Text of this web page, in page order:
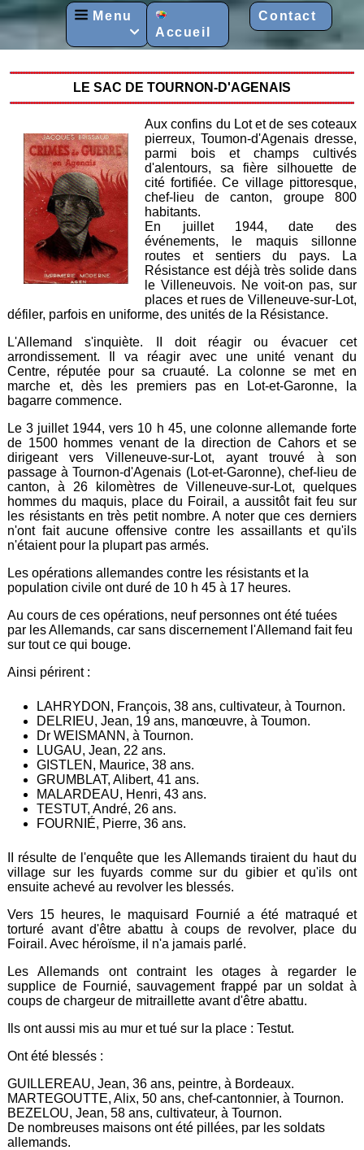
Menu
 Accueil
Contact
LE SAC DE TOURNON-D'AGENAIS
Aux confins du Lot et de ses coteaux
pierreux, Toumon-d'Agenais dresse,
parmi bois et champs cultivés
d'alentours, sa fière silhouette de
cité fortifiée. Ce village pittoresque,
chef-lieu de canton, groupe 800
habitants.
En juillet 1944, date des
événements, le maquis sillonne
routes et sentiers du pays. La
Résistance est déjà très solide dans
le Villeneuvois. Ne voit-on pas, sur
places et rues de Villeneuve-sur-Lot,
défiler, parfois en uniforme, des unités de la Résistance.
L'Allemand s'inquiète. II doit réagir ou évacuer cet
arrondissement. Il va réagir avec une unité venant du
Centre, réputée pour sa cruauté. La colonne se met en
marche et, dès les premiers pas en Lot-et-Garonne, la
bagarre commence.
Le 3 juillet 1944, vers 10 h 45, une colonne allemande forte
de 1500 hommes venant de la direction de Cahors et se
dirigeant vers Villeneuve-sur-Lot, ayant trouvé à son
passage à Tournon-d'Agenais (Lot-et-Garonne), chef-lieu de
canton, à 26 kilomètres de Villeneuve-sur-Lot, quelques
hommes du maquis, place du Foirail, a aussitôt fait feu sur
les résistants en très petit nombre. A noter que ces derniers
n'ont fait aucune offensive contre les assaillants et qu'ils
n'étaient pour la plupart pas armés.
Les opérations allemandes contre les résistants et la
population civile ont duré de 10 h 45 à 17 heures.
Au cours de ces opérations, neuf personnes ont été tuées
par les Allemands, car sans discernement l'Allemand fait feu
sur tout ce qui bouge.
Ainsi périrent :
LAHRYDON, François, 38 ans, cultivateur, à Tournon.
DELRIEU, Jean, 19 ans, manœuvre, à Toumon.
Dr WEISMANN, à Tournon.
LUGAU, Jean, 22 ans.
GISTLEN, Maurice, 38 ans.
GRUMBLAT, Alibert, 41 ans.
MALARDEAU, Henri, 43 ans.
TESTUT, André, 26 ans.
FOURNIÉ, Pierre, 36 ans.
II résulte de l'enquête que les Allemands tiraient du haut du
village sur les fuyards comme sur du gibier et qu'ils ont
ensuite achevé au revolver les blessés.
Vers 15 heures, le maquisard Fournié a été matraqué et
torturé avant d'être abattu à coups de revolver, place du
Foirail. Avec héroïsme, il n'a jamais parlé.
Les Allemands ont contraint les otages à regarder le
supplice de Fournié, sauvagement frappé par un soldat à
coups de chargeur de mitraillette avant d'être abattu.
Ils ont aussi mis au mur et tué sur la place : Testut.
Ont été blessés :
GUILLEREAU, Jean, 36 ans, peintre, à Bordeaux.
MARTEGOUTTE, Alix, 50 ans, chef-cantonnier, à Tournon.
BEZELOU, Jean, 58 ans, cultivateur, à Tournon.
De nombreuses maisons ont été pillées, par les soldats
allemands.